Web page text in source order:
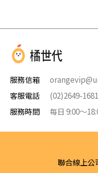
服務信箱
客服電話
(02)2649-
服務時間
每日 9:00～
聯合線上公